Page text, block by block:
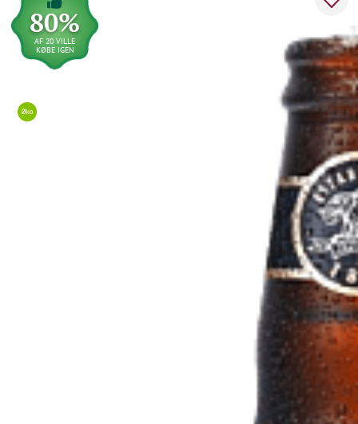
80%
AF 20 VILLE
KØBE IGEN